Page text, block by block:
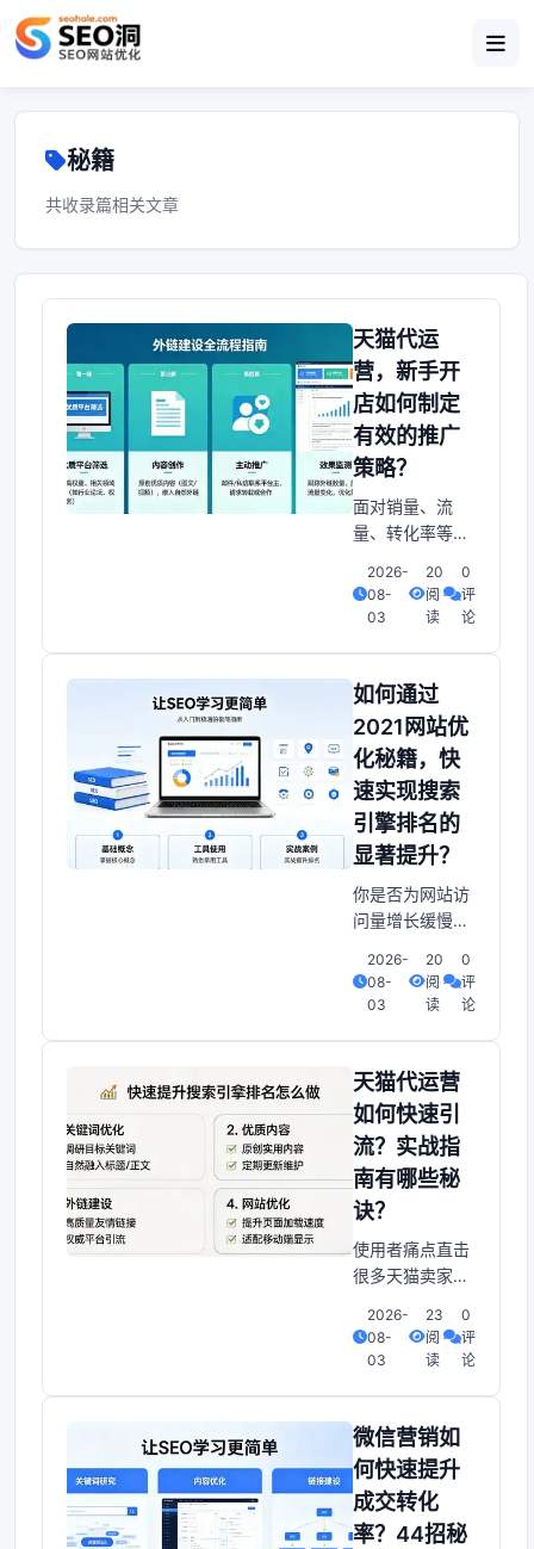
秘籍
共收录篇相关文章
天猫代运
营，新手开
店如何制定
有效的推广
策略？
面对销量、流
量、转化率等关
多新手卖家在天
猫开店后常常感
如何制定有效的
推广策略，让店
铺快速获得曝光
并实现成交？下
面冠格电商为您
程序梳理天猫代
运营的全流程，
步步走出困境。
一、天猫代运营
的
2026-
08-
03
20
阅
读
0
评
论
如何通过
2021网站优
化秘籍，快
速实现搜索
引擎排名的
显著提升？
你是否为网站访
问量增长缓慢、
升而感到焦虑？
投入大量时间和
著效果？别担
心，下面的2021
年网站调整方法
将方便你突破瓶
颈。实现排名的
明显提高，其
尾关键词。精准
符合使用者需要
谷歌搜索框会自
动
2026-
08-
03
20
阅
读
0
评
论
天猫代运营
如何快速引
流？实战指
南有哪些秘
诀？
使用者痛点直击
很多天猫卖家在
到以下困扰：流
量不足自然搜索
击率低标题写得
平淡，无关键词
匹配度。导致点
击率 li> **限时
抢购**：设置倒
2026-
08-
03
23
阅
读
0
评
论
微信营销如
何快速提升
成交转化
率？44招秘